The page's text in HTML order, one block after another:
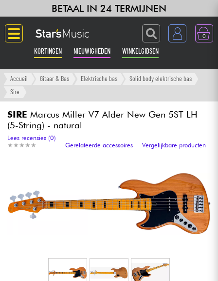
BETAAL IN 24 TERMIJNEN
0
KORTINGEN NIEUWIGHEDEN WINKELGIDSEN
Langue
Versterker & Effecten
Home-studio
Accueil Gitaar & Bas Elektrische bas
Solid body elektrische bas
Sire
SIRE Marcus Miller V7 Alder New Gen 5ST LH
(5-String) - natural
★ ★ ★ ★ ★
★ ★ ★ ★ ★
Lees recensies (0)
Gerelateerde accessoires
Vergelijkbare producten